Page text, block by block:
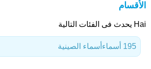
الأقسام
Hai يحدث فى الفئات التالية
أسماء الصينية 195 أسماء